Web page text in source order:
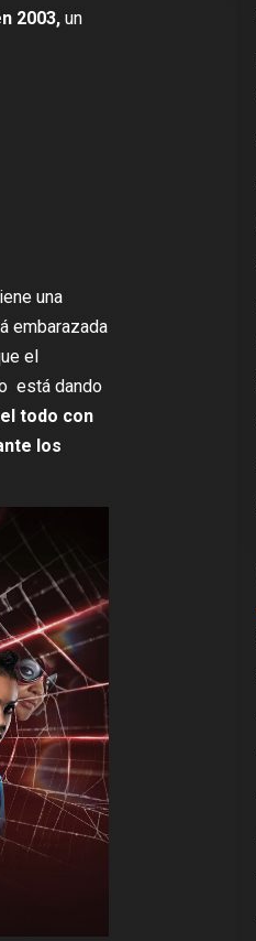
2003,un
una
embarazada
el
está dando
todo con
los